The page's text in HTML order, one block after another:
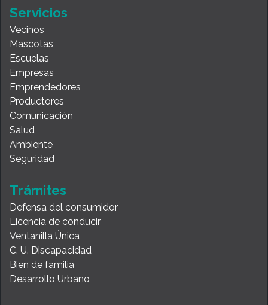
Servicios
Vecinos
Mascotas
Escuelas
Empresas
Emprendedores
Productores
Comunicación
Salud
Ambiente
Seguridad
Trámites
Defensa del consumidor
Licencia de conducir
Ventanilla Única
C. U. Discapacidad
Bien de familia
Desarrollo Urbano